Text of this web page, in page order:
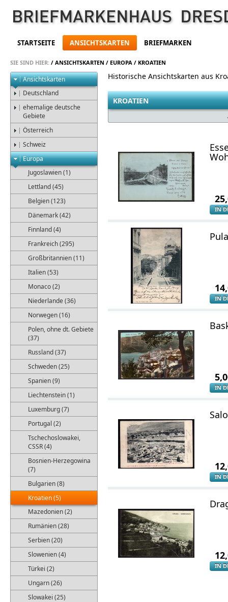
STARTSEITE ANSICHTSKARTEN BRIEFMARKEN
SIE SIND HIER: / ANSICHTSKARTEN / EUROPA / KROATIEN
Ansichtskarten
Deutschland
ehemalige deutsche
Gebiete
Österreich
Schweiz
Europa
Jugoslawien (1)
Lettland (45)
Belgien (123)
Dänemark (42)
Finnland (4)
Frankreich (295)
Großbritannien (11)
Italien (53)
Monaco (2)
Niederlande (36)
Norwegen (16)
Polen, ohne dt. Gebiete
(37)
Russland (37)
Schweden (25)
Spanien (9)
Liechtenstein (1)
Luxemburg (7)
Portugal (2)
Tschechoslowakei,
CSSR (4)
Bosnien-Herzegowina
(7)
Bulgarien (8)
Kroatien (5)
Mazedonien (2)
Rumänien (28)
Serbien (20)
Slowenien (4)
Türkei (2)
Ungarn (26)
Slowakei (25)
Historische Ansichtskarten aus
KROATIEN
IN
IN
IN
IN
IN